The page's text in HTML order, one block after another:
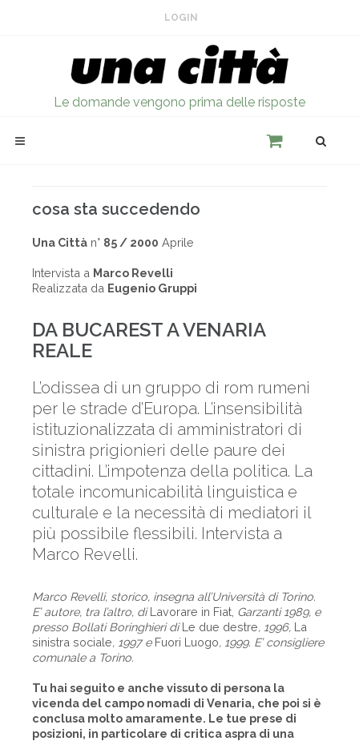
LOGIN
Le domande vengono prima delle risposte
cosa sta succedendo
Una Città n° 85 / 2000 Aprile
Intervista a Marco Revelli
Realizzata da Eugenio Gruppi
DA BUCAREST A VENARIA
REALE
L’odissea di un gruppo di rom rumeni
per le strade d’Europa. L’insensibilità
istituzionalizzata di amministratori di
sinistra prigionieri delle paure dei
cittadini. L’impotenza della politica. La
totale incomunicabilità linguistica e
culturale e la necessità di mediatori il
più possibile flessibili. Intervista a
Marco Revelli.
Marco Revelli, storico, insegna all’Università di Torino.
E’ autore, tra l’altro, diLavorare in Fiat, Garzanti 1989, e
presso Bollati Boringhieri diLe due destre, 1996, La
sinistra sociale, 1997 e Fuori Luogo, 1999. E’ consigliere
comunale a Torino.
Tu hai seguito e anche vissuto di persona la
vicenda del campo nomadi di Venaria, che poi si è
conclusa molto amaramente. Le tue prese di
posizioni, in particolare di critica aspra di una